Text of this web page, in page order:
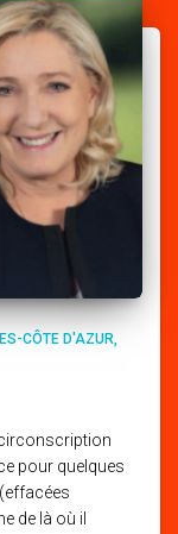
CÔTE D'AZUR
pour quelques
de là où il